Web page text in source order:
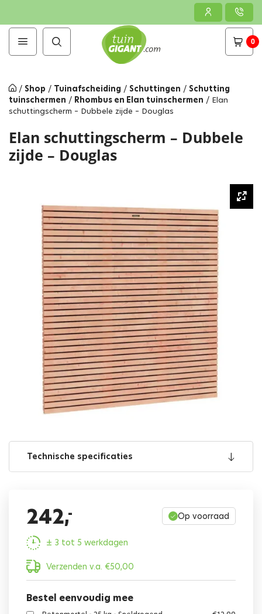
0
/ Shop / Tuinafscheiding / Schuttingen / Schutting
tuinschermen / Rhombus en Elan tuinschermen / Elan
schuttingscherm – Dubbele zijde – Douglas
Elan schuttingscherm – Dubbele
zijde – Douglas
Technische specificaties
242,- Op voorraad
± 3 tot 5 werkdagen
Verzenden v.a. €50,00
Bestel eenvoudig mee